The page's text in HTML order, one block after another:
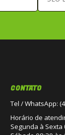
CONTATO
Tel / WhatsApp:
Horário de
Segunda à Sexta